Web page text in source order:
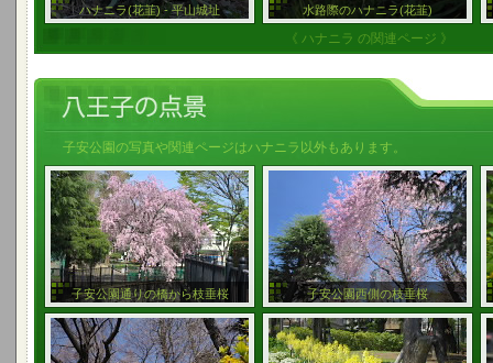
ハナニラ(花韮) - 平山城址 水路際のハナニラ(花韮)
《 ハナニラ の関連ページ 》
子安公園の写真や関連ページはハナニラ以外もあります。
子安公園通りの橋から枝垂桜 子安公園西側の枝垂桜